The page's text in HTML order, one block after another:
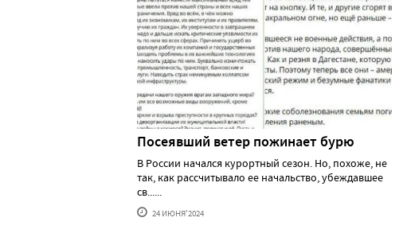
Посеявший ветер пожинает бурю
В России начался курортный сезон. Но, похоже, не
так, как рассчитывало ее начальство, убеждавшее
св......
24 ИЮНЯ'2024